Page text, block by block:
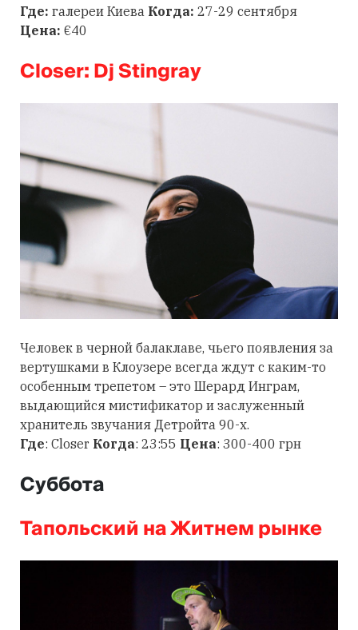
Где: галереи Киева Когда: 27-29 сентября
Цена: €40
Closer: Dj Stingray
Человек в черной балаклаве, чьего появления за
вертушками в Клоузере всегда ждут с каким-то
особенным трепетом – это Шерард Инграм,
выдающийся мистификатор и заслуженный
хранитель звучания Детройта 90-х.
Где: Closer Когда: 23:55 Цена: 300-400 грн
Суббота
Тапольский на Житнем рынке